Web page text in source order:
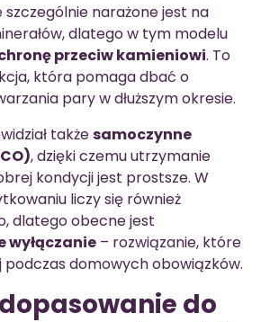
narażone jest na
dlatego w tym modelu
przeciw kamieniowi. To
która pomaga dbać o
pary w dłuższym okresie.
takżesamoczynne
, dzięki czemu utrzymanie
kondycji jest prostsze. W
liczy się również
dlatego obecne jest
– rozwiązanie, które
podczas domowych obowiązków.
do